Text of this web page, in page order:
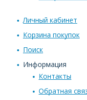
Личный кабинет
Корзина покупок
Поиск
Информация
Контакты
Обратная